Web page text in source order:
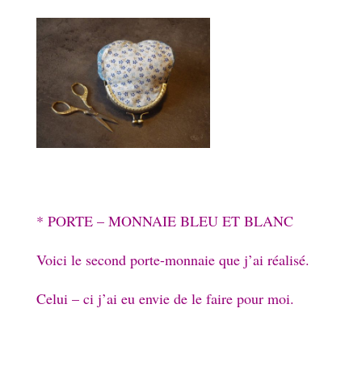
* PORTE – MONNAIE BLEU ET BLANC
Voici le second porte-monnaie que j’ai réalisé.
Celui – ci j’ai eu envie de le faire pour moi.